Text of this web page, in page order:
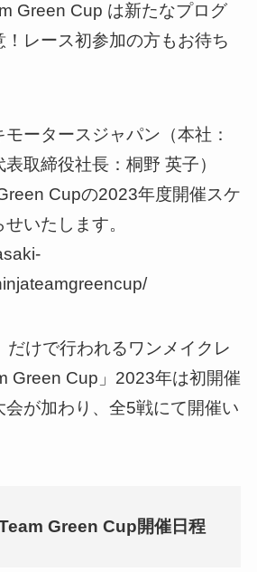
Green Cup は新たなプログ
！レース初参加の方もお待ち
ータースジャパン（本社：
取締役社長：桐野 英子）
Cupの2023年度開催スケ
いたします。
だけで行われるワンメイクレ
Green Cup」2023年は初開催
が加わり、全5戦にて開催い
Green Cup開催日程